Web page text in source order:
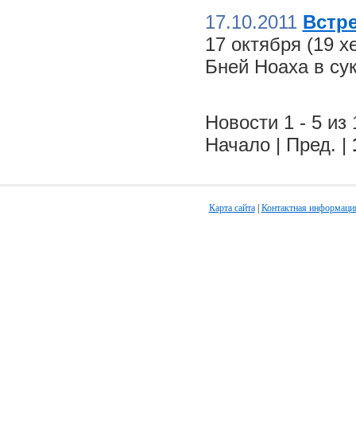
17.10.2011
17 октября (19
Бней Ноаха в
Новости 1 - 5 из
Начало | Пред. |
Карта сайта| Контактная